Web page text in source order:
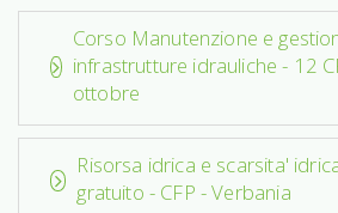
Corso Manutenzione e
infrastrutture idrauliche - 12
ottobre
Risorsa idrica e scarsita'
gratuito - CFP - Verbania